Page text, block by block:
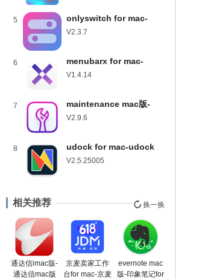
5
onlyswitch for mac-
onlyswitch mac版下载
V2.3.7
6
menubarx for mac-
menubarx mac版下载
V1.4.14
7
maintenance mac版-
maintenance for mac下
V2.9.6
8
udock for mac-udock
mac版下载 v2.5.25005
V2.5.25005
换一换
相关推荐
通达信imac版-
通达信mac版
京麦卖家工作
台for mac-京麦
evernote mac
版-印象笔记for